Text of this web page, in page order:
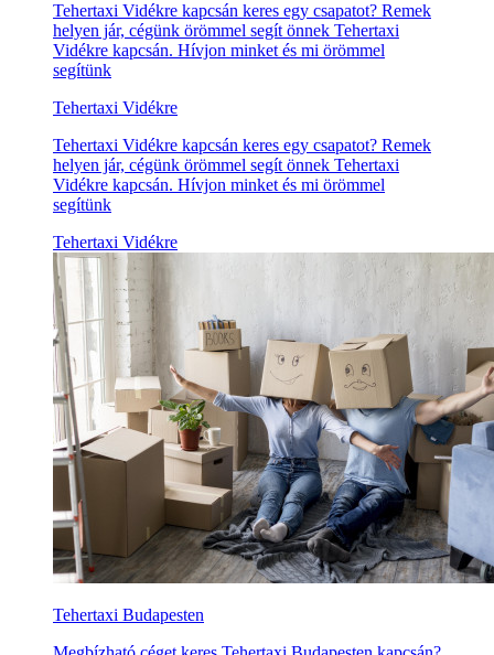
Tehertaxi Vidékre kapcsán keres egy csapatot? Remek
helyen jár, cégünk örömmel segít önnek Tehertaxi
Vidékre kapcsán. Hívjon minket és mi örömmel
segítünk
Tehertaxi Vidékre
Tehertaxi Vidékre kapcsán keres egy csapatot? Remek
helyen jár, cégünk örömmel segít önnek Tehertaxi
Vidékre kapcsán. Hívjon minket és mi örömmel
segítünk
Tehertaxi Vidékre
Tehertaxi Budapesten